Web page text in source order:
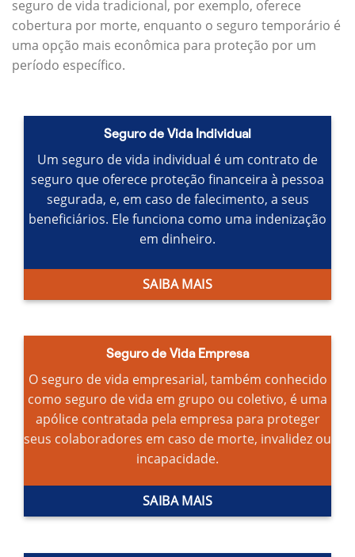
seguro de vida tradicional, por exemplo, oferece
cobertura por morte, enquanto o seguro temporário é
uma opção mais econômica para proteção por um
período específico.
Seguro de Vida Individual
Um seguro de vida individual é um contrato de
seguro que oferece proteção financeira à pessoa
segurada, e, em caso de falecimento, a seus
beneficiários. Ele funciona como uma indenização
em dinheiro.
SAIBA MAIS
Seguro de Vida Empresa
O seguro de vida empresarial, também conhecido
como seguro de vida em grupo ou coletivo, é uma
apólice contratada pela empresa para proteger
seus colaboradores em caso de morte, invalidez ou
incapacidade.
SAIBA MAIS